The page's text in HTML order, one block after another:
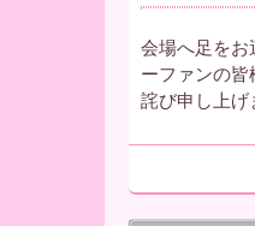
道
会場へ足をお
ーファンの
詫び申し上げ